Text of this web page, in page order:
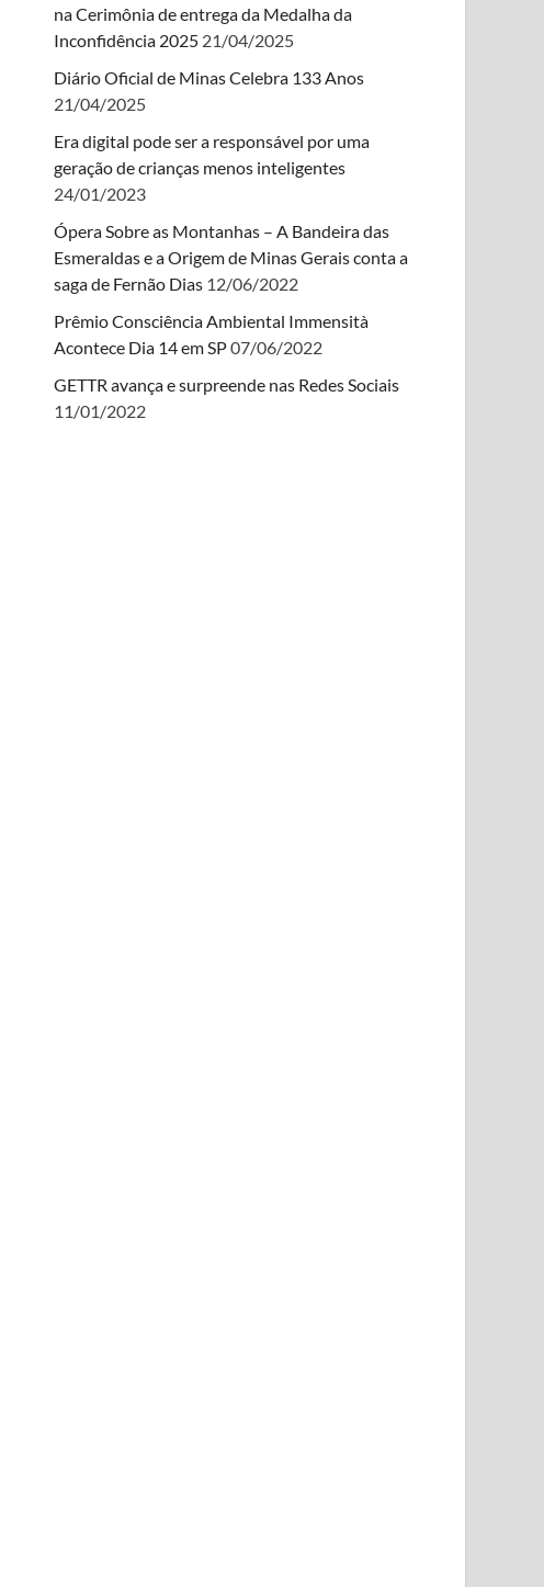
na Cerimônia de entrega da Medalha da
Inconfidência 2025 21/04/2025
Diário Oficial de Minas Celebra 133 Anos
21/04/2025
Era digital pode ser a responsável por uma
geração de crianças menos inteligentes
24/01/2023
Ópera Sobre as Montanhas – A Bandeira das
Esmeraldas e a Origem de Minas Gerais conta a
saga de Fernão Dias 12/06/2022
Prêmio Consciência Ambiental Immensità
Acontece Dia 14 em SP07/06/2022
GETTR avança e surpreende nas Redes Sociais
11/01/2022